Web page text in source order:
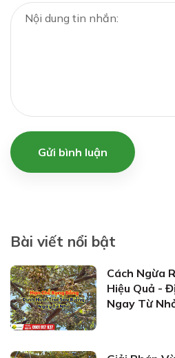
Gửi bình luận
Bài viết nổi bật
Cách Ngừa
Hiệu Quả -
Ngay Từ